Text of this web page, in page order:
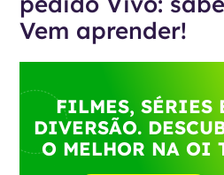
Vem aprender!
FILMES, SÉRIES
DIVERSÃO.
O MELHOR NA OI